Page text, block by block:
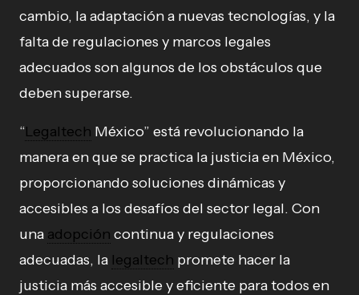
cambio, la adaptación a nuevas tecnologías, y la
falta de regulaciones y marcos legales
adecuados son algunos de los obstáculos que
deben superarse.
“Legaltech México” está revolucionando la
manera en que se practica la justicia en México,
proporcionando soluciones dinámicas y
accesibles a los desafíos del sector legal. Con
una adopción continua y regulaciones
adecuadas, la legaltech promete hacer la
justicia más accesible y eficiente para todos en